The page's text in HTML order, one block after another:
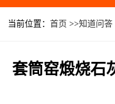
当前位置：首页 >>知道问答
套筒窑煅烧石